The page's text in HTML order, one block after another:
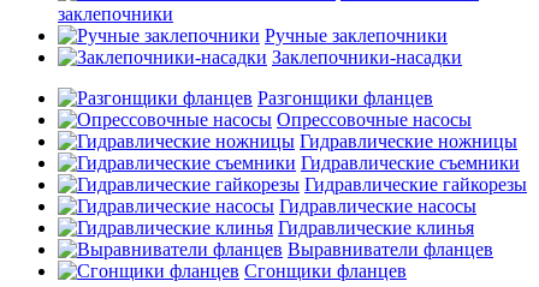
заклепочники
Ручные заклепочники
Заклепочники-насадки
Разгонщики фланцев
Опрессовочные насосы
Гидравлические ножницы
Гидравлические съемники
Гидравлические гайкорезы
Гидравлические насосы
Гидравлические клинья
Выравниватели фланцев
Сгонщики фланцев